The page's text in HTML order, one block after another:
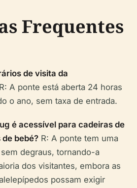
Frequentes
de visita da
R: A ponte está aberta 24 horas
o ano, sem taxa de entrada.
é acessível para cadeiras de
bebé? R: A ponte tem uma
degraus, tornando-a
dos visitantes, embora as
possam exigir